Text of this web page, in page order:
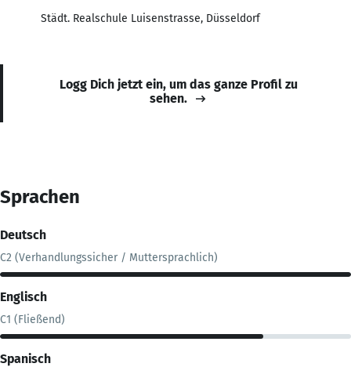
Städt. Realschule Luisenstrasse, Düsseldorf
Logg Dich jetzt ein, um das ganze Profil zu
sehen.
Sprachen
Deutsch
C2 (Verhandlungssicher / Muttersprachlich)
Englisch
C1 (Fließend)
Spanisch